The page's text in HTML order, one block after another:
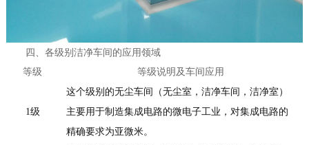
四、各级别洁净车间的应用领域
等级 等级说明及车间应用
1级
这个级别的无尘车间（无尘室，洁净车间，洁净室）
主要用于制造集成电路的微电子工业，对集成电路的
精确要求为亚微米。